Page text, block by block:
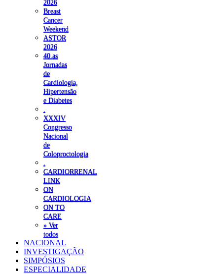
2026
Breast
Cancer
Weekend
ASTOR
2026
40.as
Jornadas
de
Cardiologia,
Hipertensão
e Diabetes
XXXIV
Congresso
Nacional
de
Coloproctologia
CARDIORRENAL
LINK
ON
CARDIOLOGIA
ON TO
CARE
» Ver
todos
NACIONAL
INVESTIGAÇÃO
SIMPÓSIOS
ESPECIALIDADE